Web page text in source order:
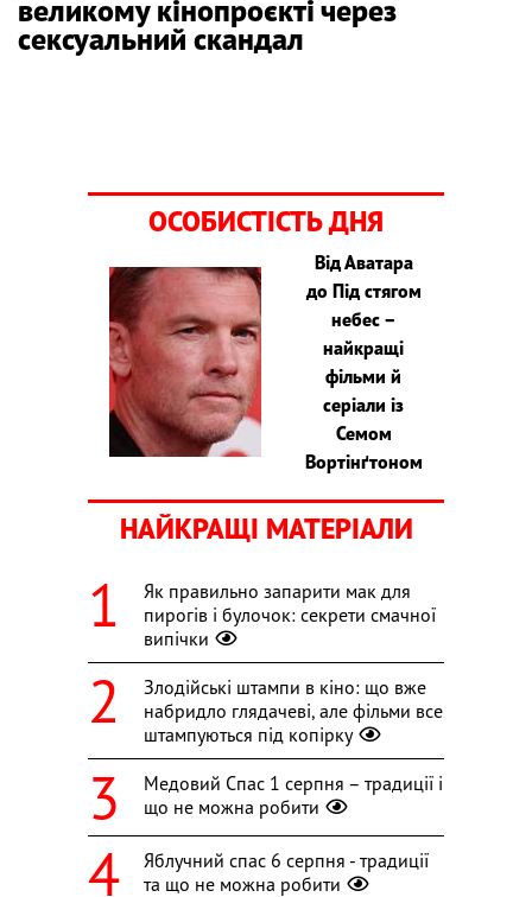
великому кінопроєкті через
сексуальний скандал
ОСОБИСТІСТЬ ДНЯ
Від Аватара
до Під стягом
небес –
найкращі
фільми й
серіали із
Семом
Вортінґтоном
НАЙКРАЩІ МАТЕРІАЛИ
Як правильно запарити мак для
пирогів і булочок: секрети смачної
випічки
Злодійські штампи в кіно: що вже
набридло глядачеві, але фільми все
штампуються під копірку
Медовий Спас 1 серпня – традиції і
що не можна робити
Яблучний спас 6 серпня - традиції
та що не можна робити